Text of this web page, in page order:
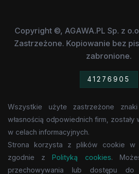
Copyright ©, AGAWA.PL Sp. z
Zastrzeżone. Kopiowanie bez
zabronione.
41276905
Wszystkie użyte zastrzeżone
własnością odpowiednich firm,
w celach informacyjnych.
Strona korzysta z plików cookie w
zgodnie zPolityką cookies.
przechowywania lub dostępu